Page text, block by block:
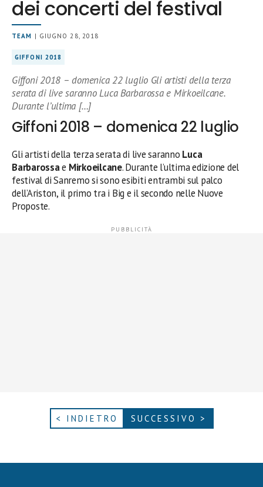
dei concerti del festival
TEAM | GIUGNO 28, 2018
GIFFONI 2018
Giffoni 2018 – domenica 22 luglio Gli artisti della terza
serata di live saranno Luca Barbarossa e Mirkoeilcane.
Durante l’ultima […]
Giffoni 2018 – domenica 22 luglio
Gli artisti della terza serata di live saranno Luca
Barbarossae Mirkoeilcane. Durante l’ultima edizione del
festival di Sanremo si sono esibiti entrambi sul palco
dell’Ariston, il primo tra i Big e il secondo nelle Nuove
Proposte.
< INDIETRO SUCCESSIVO >